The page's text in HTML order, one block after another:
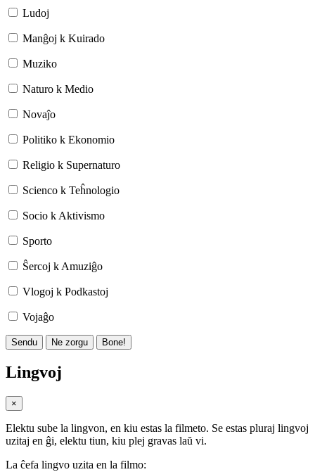
Ludoj
Manĝoj k Kuirado
Muziko
Naturo k Medio
Novaĵo
Politiko k Ekonomio
Religio k Supernaturo
Scienco k Teĥnologio
Socio k Aktivismo
Sporto
Ŝercoj k Amuziĝo
Vlogoj k Podkastoj
Vojaĝo
Sendu Ne zorgu Bone!
Lingvoj
×
Elektu sube la lingvon, en kiu estas la filmeto. Se estas pluraj lingvoj
uzitaj en ĝi, elektu tiun, kiu plej gravas laŭ vi.
La ĉefa lingvo uzita en la filmo: